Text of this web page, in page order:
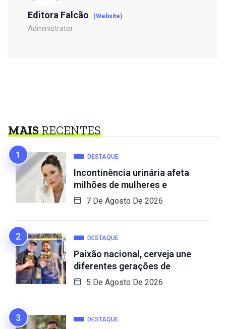
Editora Falcão (Website)
Administrator
MAISRECENTES
DESTAQUE
Incontinência urinária afeta
milhões de mulheres e
7 De Agosto De 2026
DESTAQUE
Paixão nacional, cerveja une
diferentes gerações de
5 De Agosto De 2026
DESTAQUE